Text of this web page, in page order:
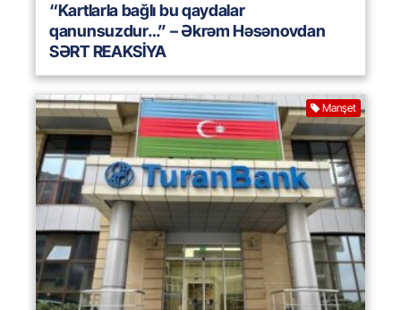
“Kartlarla bağlı bu qaydalar
qanunsuzdur…” – Əkrəm Həsənovdan
SƏRT REAKSİYA
Manşet